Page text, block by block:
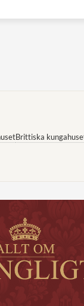
Brittiska